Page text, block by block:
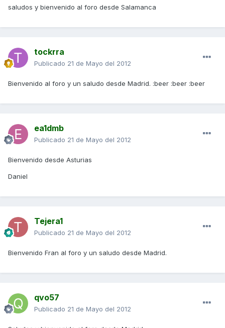
saludos y bienvenido al foro desde Salamanca
tockrra
Publicado 21 de Mayo del 2012
Bienvenido al foro y un saludo desde Madrid. :beer :beer :beer
ea1dmb
Publicado 21 de Mayo del 2012
Bienvenido desde Asturias
Daniel
Tejera1
Publicado 21 de Mayo del 2012
Bienvenido Fran al foro y un saludo desde Madrid.
qvo57
Publicado 21 de Mayo del 2012